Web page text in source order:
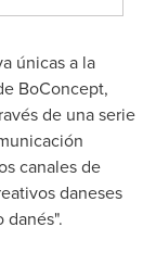
únicas a la
BoConcept,
de una serie
canales de
daneses
danés".